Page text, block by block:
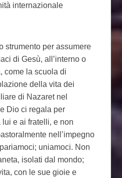
internazionale
strumento per assumere
di Gesù, all’interno o
come la scuola di
della vita dei
di Nazaret nel
Dio ci regala per
e ai fratelli, e non
nell’impegno
uniamoci. Non
isolati dal mondo;
con le sue gioie e